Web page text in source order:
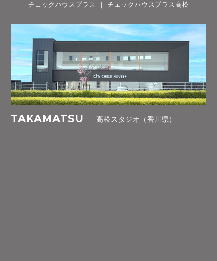
チェックハウスプラス ｜ チェックハウスプラス高松
TAKAMATSU 高松スタジオ（香川県）